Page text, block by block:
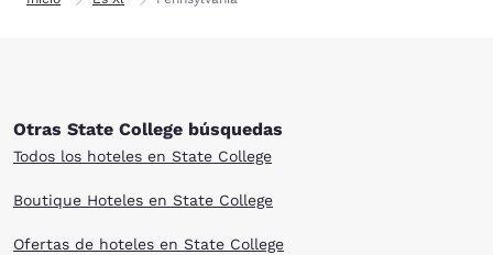
Otras State College búsquedas
Todos los hoteles en State College
Boutique Hoteles en State College
Ofertas de hoteles en State College